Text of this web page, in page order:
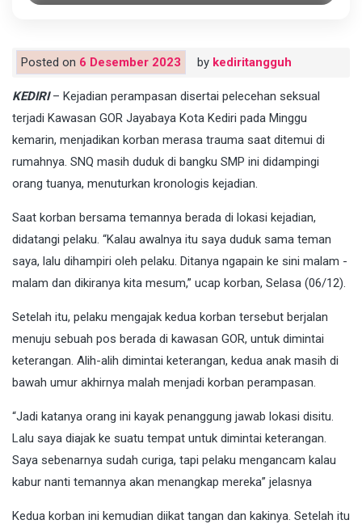
Posted on 6 Desember 2023 by kediritangguh
KEDIRI– Kejadian perampasan disertai pelecehan seksual
terjadi Kawasan GOR Jayabaya Kota Kediri pada Minggu
kemarin, menjadikan korban merasa trauma saat ditemui di
rumahnya. SNQ masih duduk di bangku SMP ini didampingi
orang tuanya, menuturkan kronologis kejadian.
Saat korban bersama temannya berada di lokasi kejadian,
didatangi pelaku. “Kalau awalnya itu saya duduk sama teman
saya, lalu dihampiri oleh pelaku. Ditanya ngapain ke sini malam -
malam dan dikiranya kita mesum,” ucap korban, Selasa (06/12).
Setelah itu, pelaku mengajak kedua korban tersebut berjalan
menuju sebuah pos berada di kawasan GOR, untuk dimintai
keterangan. Alih-alih dimintai keterangan, kedua anak masih di
bawah umur akhirnya malah menjadi korban perampasan.
“Jadi katanya orang ini kayak penanggung jawab lokasi disitu.
Lalu saya diajak ke suatu tempat untuk dimintai keterangan.
Saya sebenarnya sudah curiga, tapi pelaku mengancam kalau
kabur nanti temannya akan menangkap mereka” jelasnya
Kedua korban ini kemudian diikat tangan dan kakinya. Setelah itu